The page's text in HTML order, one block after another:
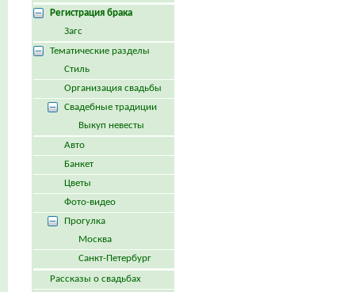
Регистрация брака
Загс
Тематические разделы
Стиль
Организация свадьбы
Свадебные традиции
Выкуп невесты
Авто
Банкет
Цветы
Фото-видео
Прогулка
Москва
Санкт-Петербург
Рассказы о свадьбах